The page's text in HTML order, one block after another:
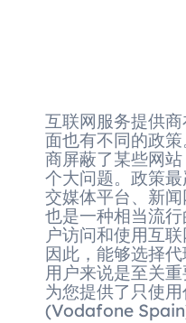
互联网服务提供
面也有不同的政
商屏蔽了某些网
个大问题。政策
交媒体平台、新
也是一种相当流
户访问和使用互联
因此，能够选择
用户来说是至关
为您提供了只使
(Vodafone